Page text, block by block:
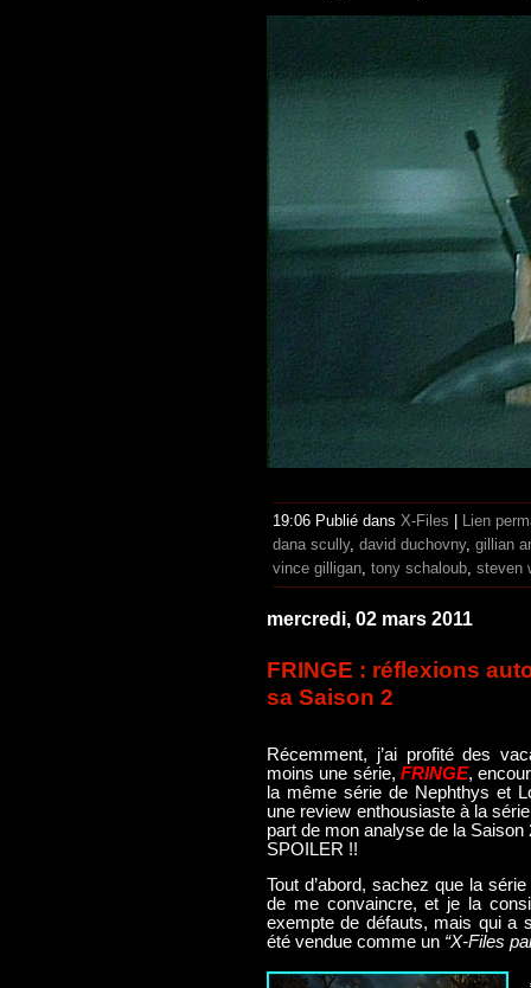
19:06 Publié dans X-Files
Lien
dana scully, david duchovny, gillian
vince gilligan, tony schaloub, steven
mercredi, 02 mars 2011
FRINGE : réflexions
sa Saison 2
Récemment, j’ai profité des
moins une série, FRINGE,
la même série de Nephthys et
une review enthousiaste à la
part de mon analyse de la
SPOILER !!
Tout d’abord, sachez que la
de me convaincre, et je la
exempte de défauts, mais qui a
été vendue comme un “X-Files